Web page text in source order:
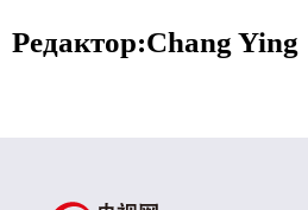
Редактор:Chang